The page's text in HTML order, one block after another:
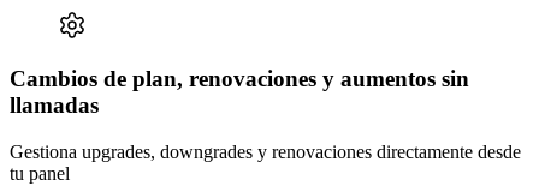
Cambios de plan, renovaciones y aumentos sin
llamadas
Gestiona upgrades, downgrades y renovaciones directamente desde
tu panel